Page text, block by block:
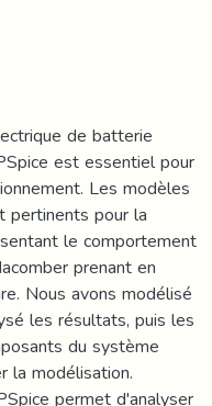
de batterie
est essentiel pour
Les modèles
pertinents pour la
le comportement
prenant en
Nous avons modélisé
les résultats, puis les
du système
la modélisation.
permet d'analyser